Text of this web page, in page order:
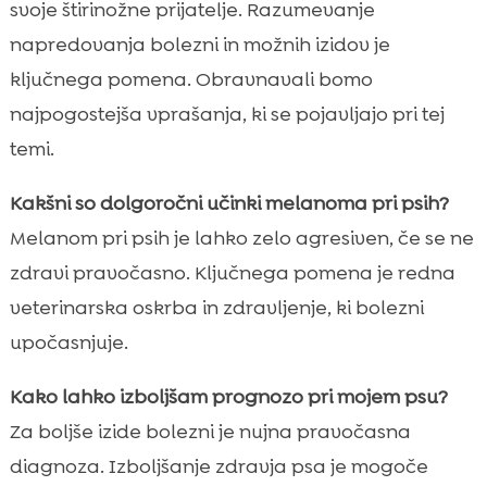
svoje štirinožne prijatelje. Razumevanje
napredovanja bolezni in možnih izidov je
ključnega pomena. Obravnavali bomo
najpogostejša vprašanja, ki se pojavljajo pri tej
temi.
Kakšni so dolgoročni učinki melanoma pri psih?
Melanom pri psih je lahko zelo agresiven, če se ne
zdravi pravočasno. Ključnega pomena je redna
veterinarska oskrba in zdravljenje, ki bolezni
upočasnjuje.
Kako lahko izboljšam prognozo pri mojem psu?
Za boljše izide bolezni je nujna pravočasna
diagnoza. Izboljšanje zdravja psa je mogoče